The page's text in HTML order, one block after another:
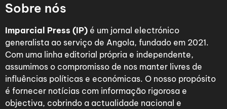
Sobre nós
Imparcial Press (IP) é um jornal electrónico
generalista ao serviço de Angola, fundado em 2021.
Com uma linha editorial própria e independente,
assumimos o compromisso de nos manter livres de
influências políticas e económicas. O nosso propósito
é fornecer notícias com informação rigorosa e
objectiva, cobrindo a actualidade nacional e